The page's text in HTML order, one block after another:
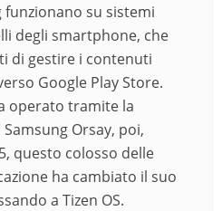
funzionano su sistemi
degli smartphone, che
di gestire i contenuti
Google Play Store.
operato tramite la
Orsay, poi,
questo colosso delle
ha cambiato il suo
a Tizen OS.